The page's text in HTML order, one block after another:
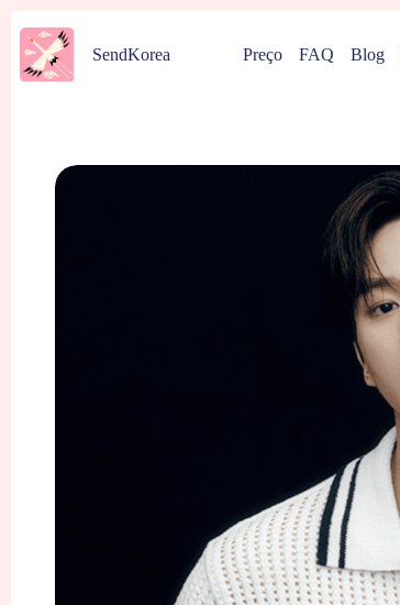
para
conteúdo
SendKorea Preço FAQ Blog